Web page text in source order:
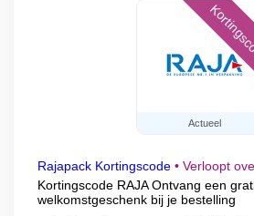
Actueel
Rajapack Kortingscode • Verloopt
Kortingscode RAJA Ontvang een
welkomstgeschenk bij je bestelling